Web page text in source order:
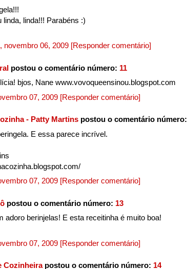
linda, linda!!! Parabéns :)
novembro 06, 2009 [Responder comentário]
postou o comentário número: 11
bjos, Nane www.vovoqueensinou.blogspot.com
07, 2009 [Responder comentário]
- Patty Martins postou o comentário número:
E essa parece incrível.
07, 2009 [Responder comentário]
postou o comentário número: 13
adoro berinjelas! E esta receitinha é muito boa!
07, 2009 [Responder comentário]
Cozinheirapostou o comentário número: 14